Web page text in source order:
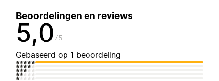
Beoordelingen en reviews
5,0 5
Gebaseerd op 1 beoordeling